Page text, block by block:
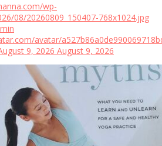
wp-
08/20260809_150407-768x1024.jpg
avatar/
9, 2026 August 9, 2026